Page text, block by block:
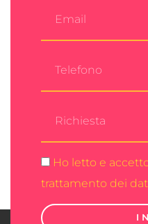
Ho letto e
trattamento dei